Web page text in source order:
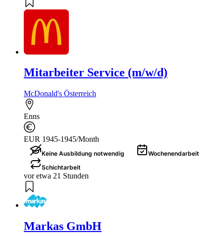
Mitarbeiter Service (m/w/d)
McDonald's Österreich
Enns
EUR 1945-1945/Month
Keine Ausbildung notwendig
Wochenendarbeit
Schichtarbeit
vor etwa 21 Stunden
Markas GmbH